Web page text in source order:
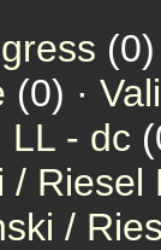
(0) ·
LL - dc
/ Riesel
/